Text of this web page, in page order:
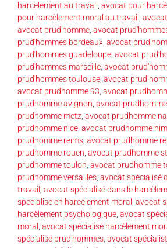
harcelement au travail , avocat pour
pour harcèlement moral au travail ,
avocat prud'homme, avocat
prud'hommes bordeaux, avocat
prud'hommes guadeloupe, avocat
prud'hommes marseille, avocat
prud'hommes toulouse, avocat
avocat prudhomme 93, avocat
prudhomme avignon, avocat
prudhomme metz, avocat prudhomme
prudhomme nice, avocat prudhomme
prudhomme reims, avocat prudhomme
prudhomme rouen, avocat prudhomme
prudhomme toulon, avocat prudhomme
prudhomme versailles, avocat spécialisé
travail , avocat spécialisé dans le
specialise en harcelement moral , avocat
harcèlement psychologique, avocat
moral , avocat spécialisé harcèlement
spécialisé prud'hommes, avocat